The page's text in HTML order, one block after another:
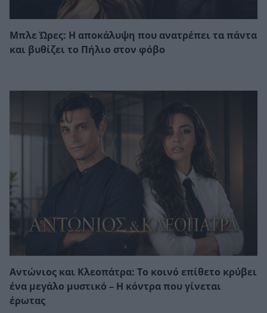
Μπλε Ώρες: Η αποκάλυψη που ανατρέπει τα πάντα
και βυθίζει το Πήλιο στον φόβο
Αντώνιος και Κλεοπάτρα: Το κοινό επίθετο κρύβει
ένα μεγάλο μυστικό – Η κόντρα που γίνεται
έρωτας